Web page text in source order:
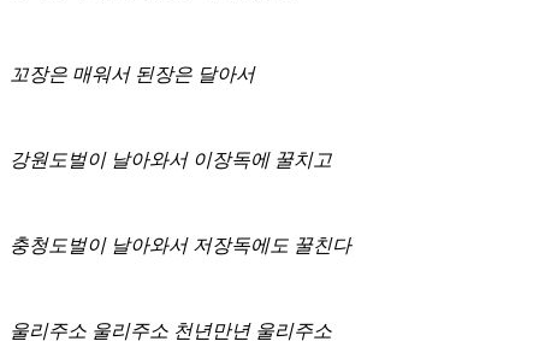
꼬장은 매워서 된장은 달아서
강원도벌이 날아와서 이장독에 꿀치고
충청도벌이 날아와서 저장독에도 꿀친다
울리주소 울리주소 천년만년 울리주소